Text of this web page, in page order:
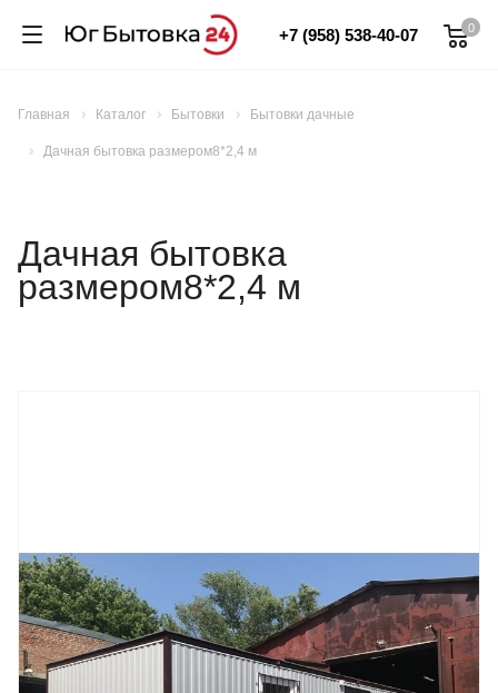
0
+7 (958) 538-40-07
Главная Каталог Бытовки Бытовки дачные
Дачная бытовка размером8*2,4 м
Дачная бытовка
размером8*2,4 м